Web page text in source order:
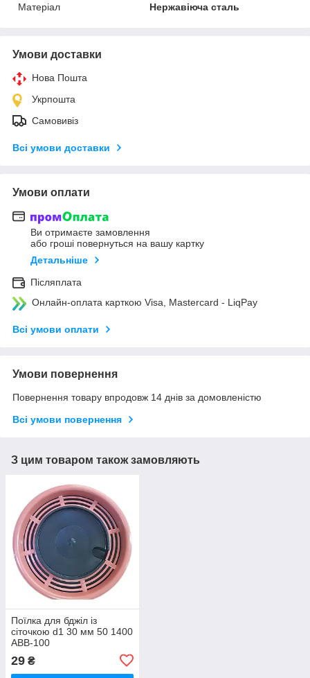
Матеріал
Нержавіюча сталь
Умови доставки
Нова Пошта
Укрпошта
Самовивіз
Всі умови доставки
Умови оплати
Ви отримаєте замовлення
або гроші повернуться на вашу картку
Детальніше
Післяплата
Онлайн-оплата карткою Visa, Mastercard - LiqPay
Всі умови оплати
Умови повернення
Повернення товару впродовж 14 днів за домовленістю
Всі умови повернення
З цим товаром також замовляють
Поїлка для бджіл із
сіточкою d1 30 мм 50 1400
АВВ-100
29 ₴